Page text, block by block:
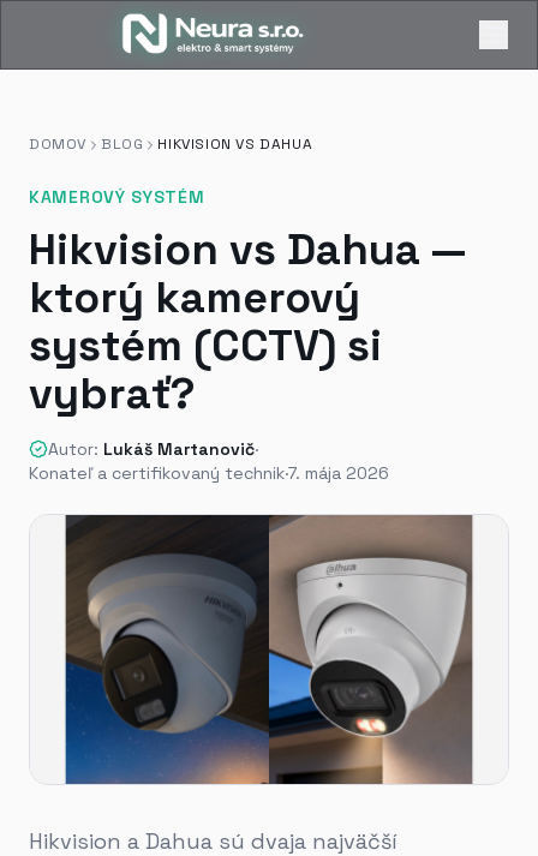
DOMOV BLOG HIKVISION VSDAHUA
KAMEROVÝ SYSTÉM
Hikvision vs Dahua —
ktorý kamerový
systém (CCTV) si
vybrať?
Autor: Lukáš Martanovič·
Konateľ a certifikovaný technik·7. mája 2026
Hikvision a Dahua sú dvaja najväčší